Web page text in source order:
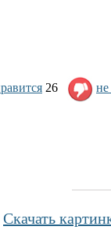
26 не
Скачать